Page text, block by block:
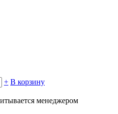
+ В корзину
менеджером